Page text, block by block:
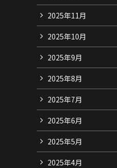
2025年11月
2025年10月
2025年9月
2025年8月
2025年7月
2025年6月
2025年5月
2025年4月